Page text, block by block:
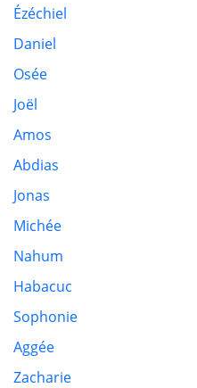
Ézéchiel
Daniel
Osée
Joël
Amos
Abdias
Jonas
Michée
Nahum
Habacuc
Sophonie
Aggée
Zacharie